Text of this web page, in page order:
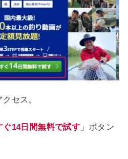
セス。
ぐ14日間無料で試す 」ボタン